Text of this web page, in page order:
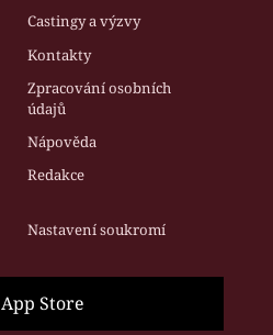
Castingy a výzvy
Kontakty
Zpracování osobních
údajů
Nápověda
Redakce
Nastavení soukromí
App Store